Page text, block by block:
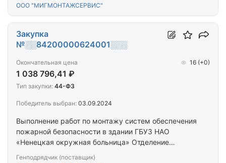
ООО "МИГМОНТАЖСЕРВИС"
Выполнение работ по монтажу систем обеспечения
пожарной безопасности в здании ГБУЗ НАО
«Ненецкая окружная больница» Отделение
Генподрядчик (поставщик)
Закупка
№░░84200000624001░░░
Окончательная цена
1 038 796,41 ₽
16 (+0)
Тип закупки: 44-ФЗ
Победитель выбран: 03.09.2024